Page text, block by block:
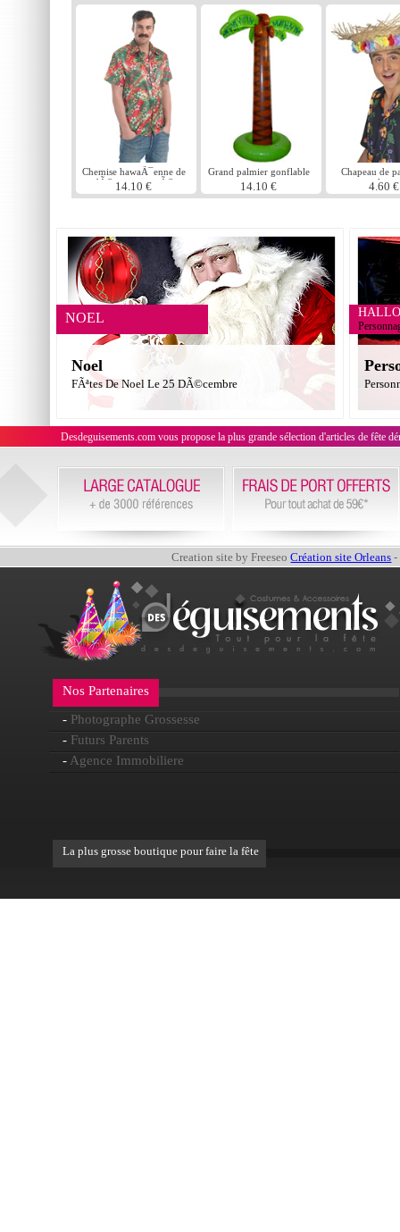
Chemise hawaÃ¯enne de
dÃ©tective privÃ©
Magnum
14.10 €
Grand palmier gonflable
14.10 €
Chapeau de
plage
4.60 €
NOEL
Noel
FÃªtes De Noel Le 25 DÃ©cembre
Desdeguisements.com vous propose la plus grande sélection d'articles de fête
Creation site by FreeseoCréation site Orleans -
Nos Partenaires
- Photographe Grossesse
- Futurs Parents
- Agence Immobiliere
La plus grosse boutique pour faire la fête